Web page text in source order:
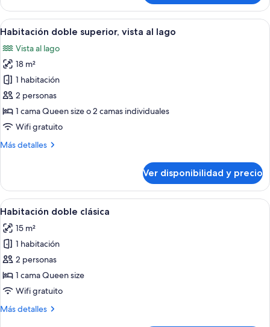
triple
Confort,
vista
lago
Ver
todas
las
fotos
de
Habitación
doble
superior,
al
Habitación de hotel con cama,
11
Habitación doble superior, vista al lago
Vista al lago
18 m²
1 habitación
2 personas
1 cama Queen size o 2 camas individuales
Wifi gratuito
Más detalles
Más
doble
superior,
vista
lago
Ver disponibilidad y precio
Ver
todas
las
fotos
de
Habitación
doble
Habitación de hotel con cama,
4
Habitación doble clásica
15 m²
1 habitación
2 personas
1 cama Queen size
Wifi gratuito
Más detalles
Más